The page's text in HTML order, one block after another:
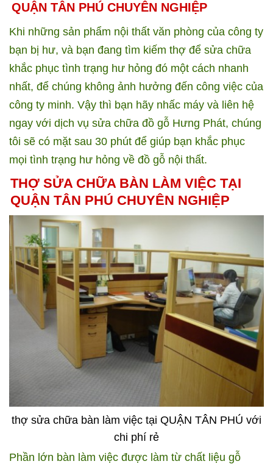
QUẬN TÂN PHÚ CHUYÊN NGHIỆP
Khi những sản phẩm nội thất văn phòng của công ty
bạn bị hư, và bạn đang tìm kiếm thợ để sửa chữa
khắc phục tình trạng hư hỏng đó một cách nhanh
nhất, để chúng không ảnh hưởng đến công việc của
công ty minh. Vậy thì bạn hãy nhấc máy và liên hệ
ngay với dịch vụ sửa chữa đồ gỗ Hưng Phát, chúng
tôi sẽ có mặt sau 30 phút để giúp bạn khắc phục
mọi tình trạng hư hỏng về đồ gỗ nội thất.
THỢ SỬA CHỮA BÀN LÀM VIỆC TẠI
QUẬN TÂN PHÚ CHUYÊN NGHIỆP
thợ sửa chữa bàn làm việc tại QUẬN TÂN PHÚ với
chi phí rẻ
Phần lớn bàn làm việc được làm từ chất liệu gỗ